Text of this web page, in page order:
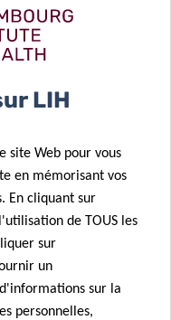
apportant de
de la maladie de
à améliorer la
du CVRU et
LIH
site Web pour vous
en mémorisant vos
En cliquant sur
de TOUS les
sur
un
sur la
personnelles,